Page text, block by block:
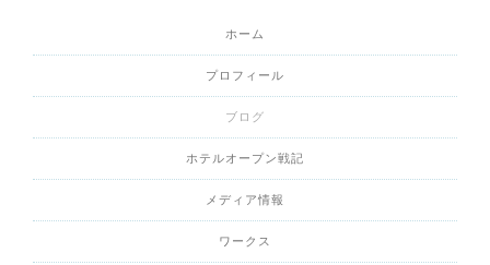
ホーム
プロフィール
ブログ
ホテルオープン戦記
メディア情報
ワークス